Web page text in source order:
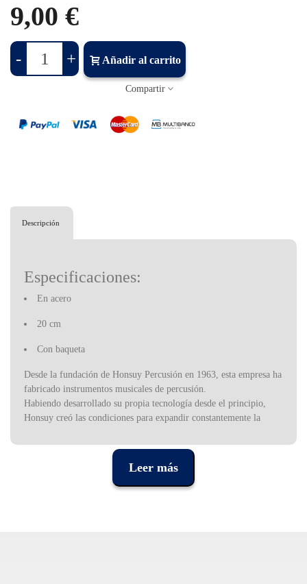
9,00 €
- + Añadir al carrito
Compartir
Descripción
Especificaciones:
En acero
20 cm
Con baqueta
Desde la fundación de Honsuy Percusión en 1963, esta empresa ha
fabricado instrumentos musicales de percusión.
Habiendo desarrollado su propia tecnología desde el principio,
Honsuy creó las condiciones para expandir constantemente la
contiene una amplia gama de instrumentos que van desde
sofisticados tambores o material para banda y orquesta, hasta
de instrumentos, junto con el cuidado diseño y la calidad, hacen de
Leer más